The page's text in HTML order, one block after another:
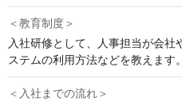
＜教育制度＞
入社研修として、人事担当が会
ステムの利用方法などを教えます。
＜入社までの流れ＞